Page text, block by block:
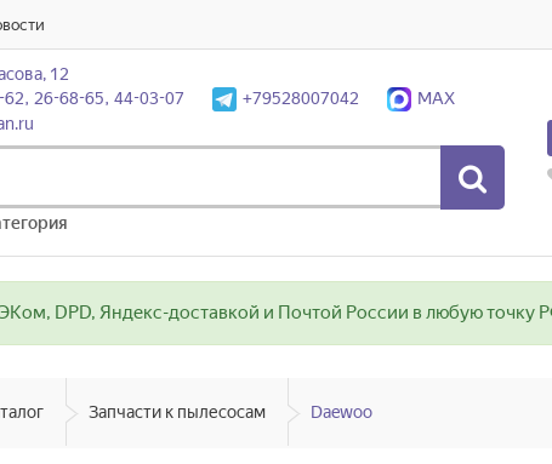
12
62, 26-68-65, 44-03-07
+79528007042
MAX
DPD, Яндекс-доставкой и Почтой России в любую точку
Запчасти к пылесосам Daewoo